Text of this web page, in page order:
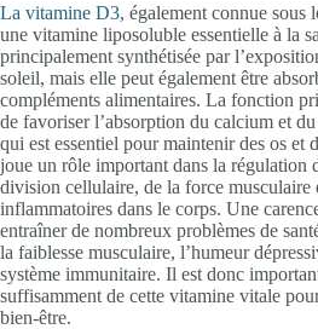
La vitamine D3, également connue sous
une vitamine liposoluble essentielle à la
principalement synthétisée par
soleil, mais elle peut également être
compléments alimentaires. La fonction
de favoriser l’absorption du calcium et
qui est essentiel pour maintenir des os et
joue un rôle important dans la régulation
division cellulaire, de la force musculaire
inflammatoires dans le corps. Une
entraîner de nombreux problèmes de
la faiblesse musculaire, l’humeur
système immunitaire. Il est donc
suffisamment de cette vitamine vitale
bien-être.